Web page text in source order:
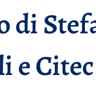
di
e